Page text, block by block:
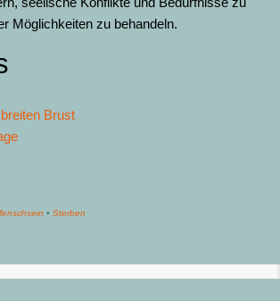
Möglichkeiten zu behandeln.
Brust
• Sterben